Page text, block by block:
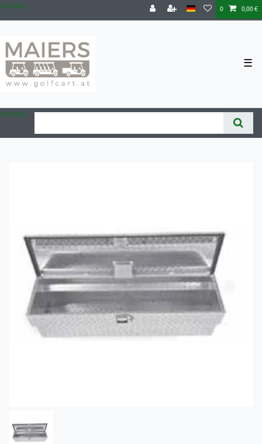
Zum Blog 0 0,00 €
☰
Zum Blog